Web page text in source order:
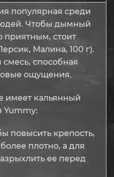
популярная среди
Чтобы дымный
приятным, стоит
Малина, 100 г).
смесь, способная
ощущения.
имеет кальянный
Yummy:
повысить крепость,
плотно, а для
ее перед